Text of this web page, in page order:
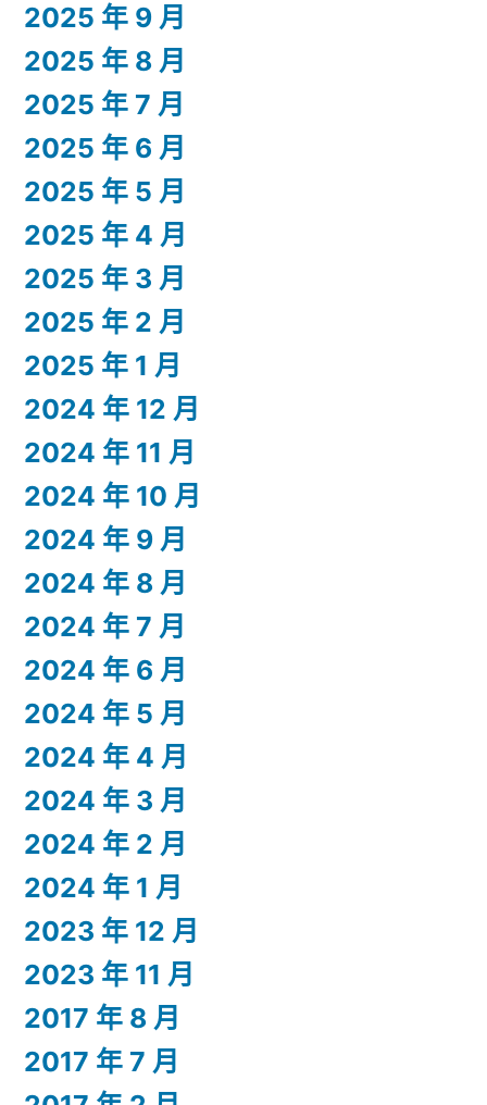
2025 年 9 月
2025 年 8 月
2025 年 7 月
2025 年 6 月
2025 年 5 月
2025 年 4 月
2025 年 3 月
2025 年 2 月
2025 年 1 月
2024 年 12 月
2024 年 11 月
2024 年 10 月
2024 年 9 月
2024 年 8 月
2024 年 7 月
2024 年 6 月
2024 年 5 月
2024 年 4 月
2024 年 3 月
2024 年 2 月
2024 年 1 月
2023 年 12 月
2023 年 11 月
2017 年 8 月
2017 年 7 月